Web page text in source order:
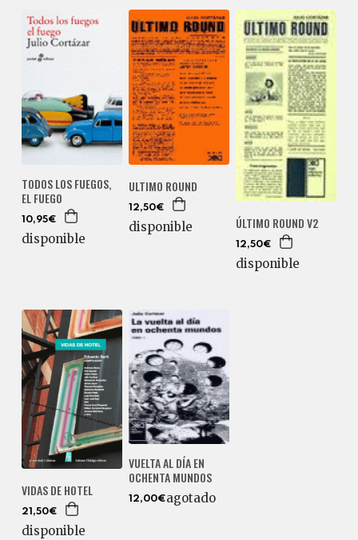
TODOS LOS FUEGOS,
EL FUEGO
10,95€
disponible
ULTIMO ROUND
12,50€
disponible ÚLTIMO ROUND V2
12,50€
disponible
VIDAS DE HOTEL
21,50€
disponible
VUELTA AL DÍA EN
OCHENTA MUNDOS
12,00€agotado